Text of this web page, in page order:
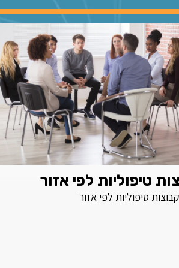
טיפוליות לפי אזור
טיפוליות לפי אזור